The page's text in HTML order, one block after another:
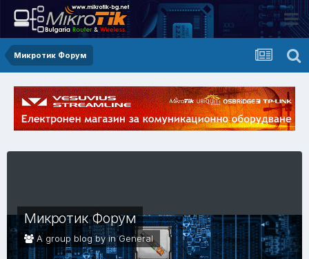
Микротик Форум
Микротик Форум
A group blog by inGeneral